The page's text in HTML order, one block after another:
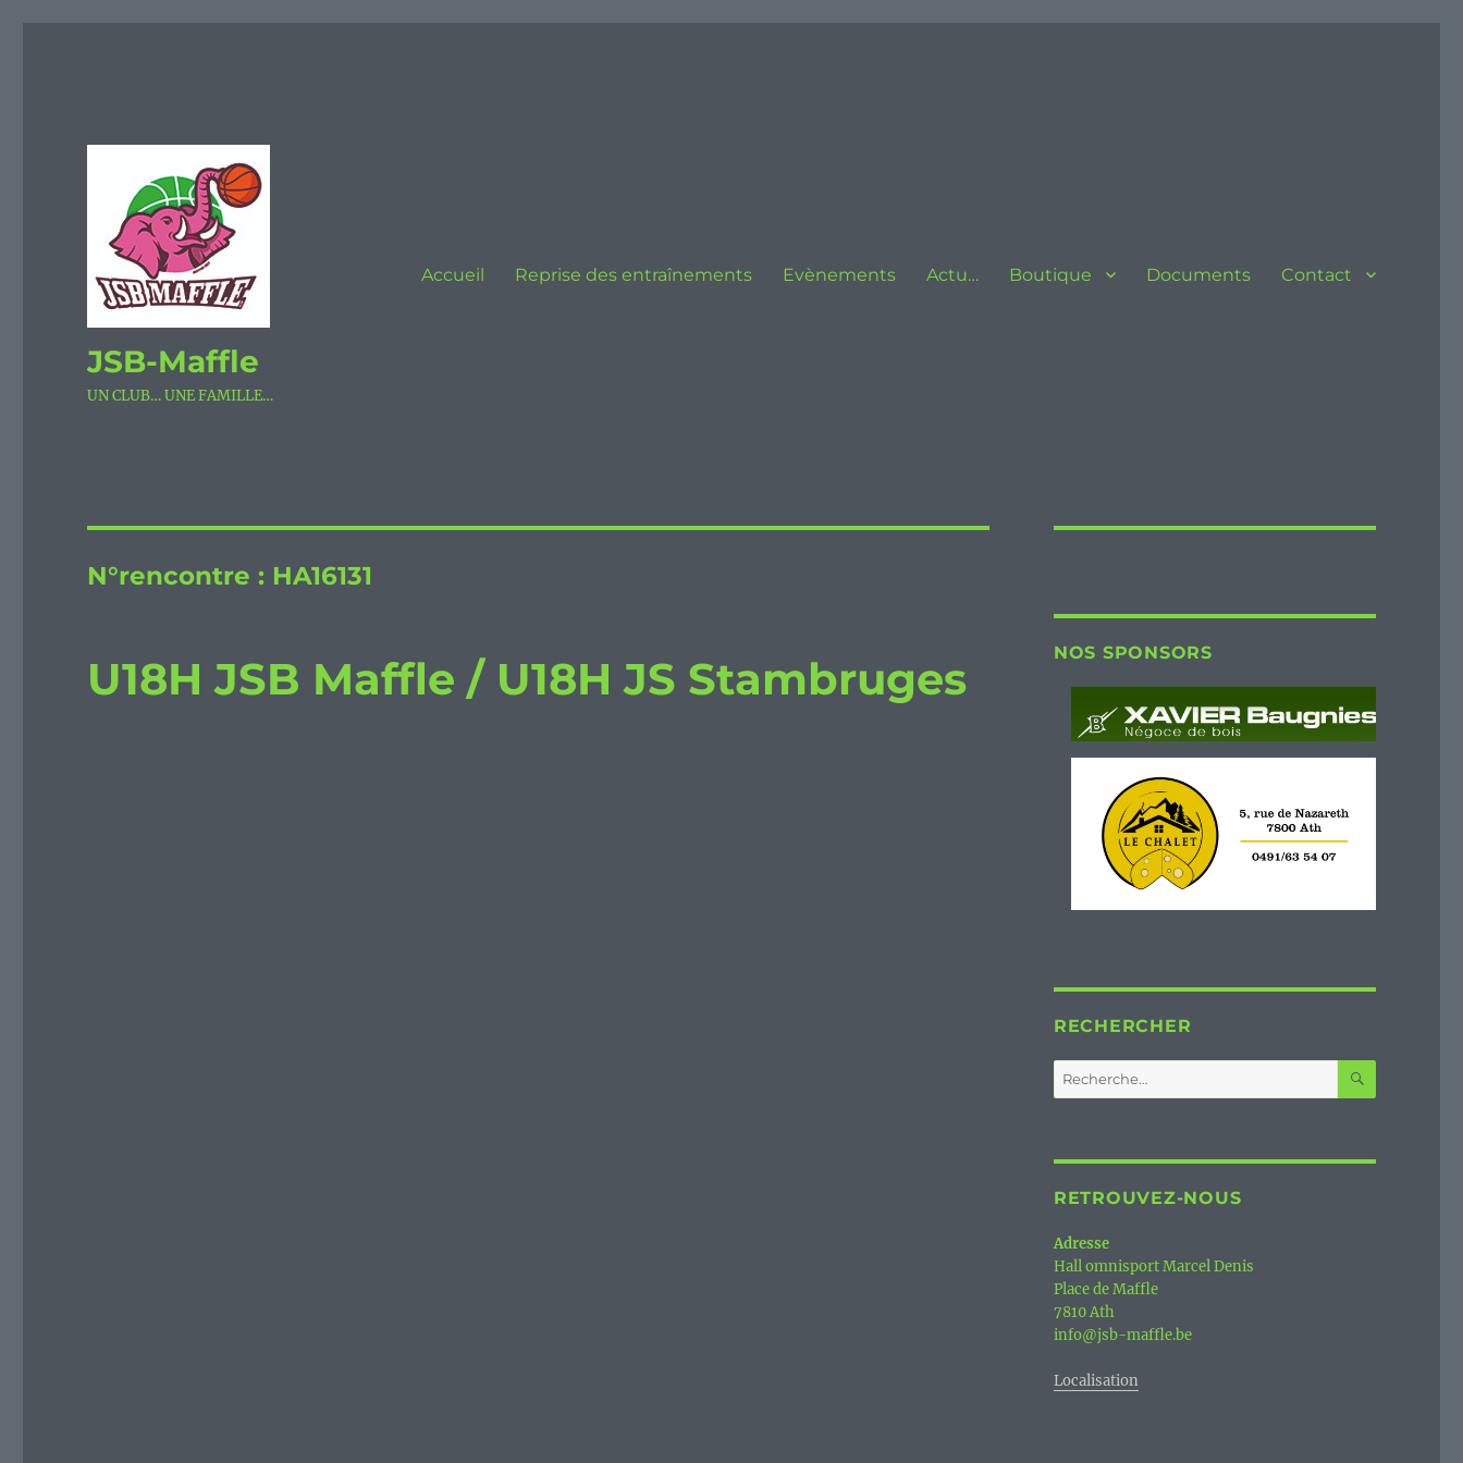
JSB-Maffle
UN CLUB… UNE FAMILLE…
Accueil Reprise des entraînements Evènements Actu… Boutique Documents Contact
N°rencontre : HA16131
U18H JSB Maffle / U18H JS Stambruges NOS SPONSORS
RECHERCHER
Recherche
pour :
RETROUVEZ-NOUS
Adresse
Hall omnisport Marcel Denis
Place de Maffle
7810 Ath
info@jsb-maffle.be
Localisation